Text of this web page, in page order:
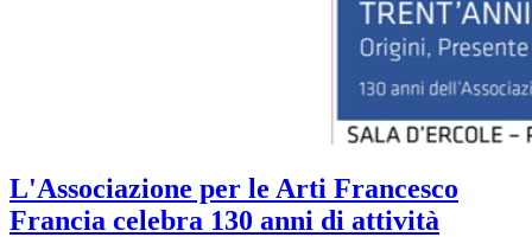
L'Associazione per le Arti Francesco
Francia celebra 130 anni di attività